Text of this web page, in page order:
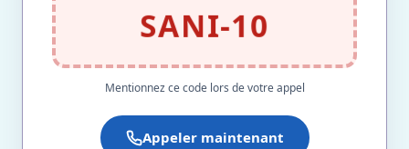
SANI-10
Mentionnez ce code lors de votre appel
Appeler maintenant